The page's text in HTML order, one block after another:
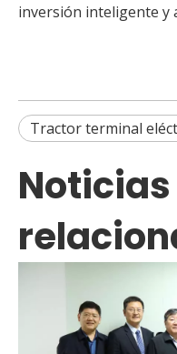
inversión inteligente y
Tractor terminal
Noticias